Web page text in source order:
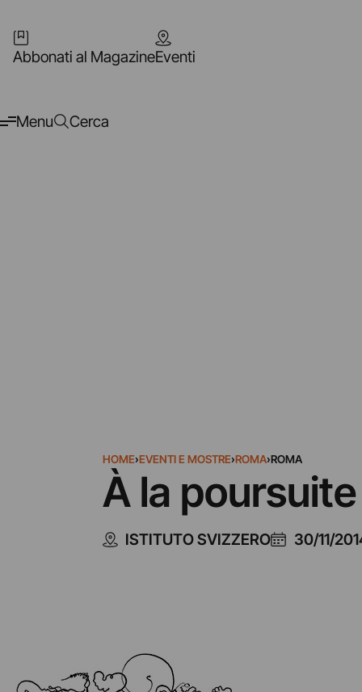
Abbonati al MagazineEventi
Menu Cerca
HOME›EVENTI E MOSTRE›ROMA›ROMA
À la
ISTITUTO SVIZZERO 30/11/